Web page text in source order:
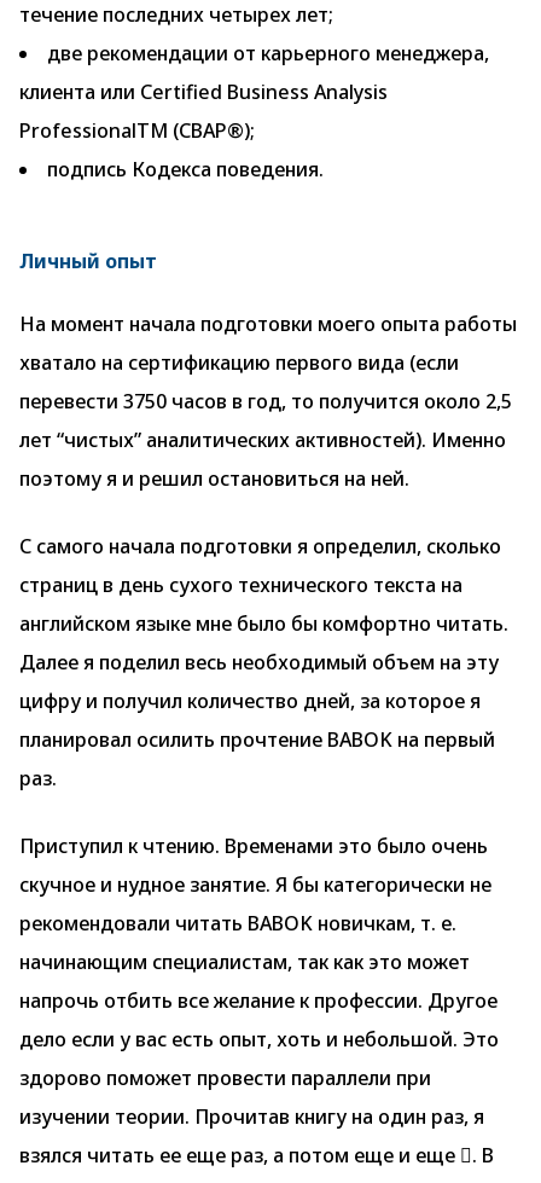
течение последних четырех лет;
две рекомендации от карьерного менеджера,
клиента или Certified Business Analysis
ProfessionalTM (CBAP®);
подпись Кодекса поведения.
Личный опыт
На момент начала подготовки моего опыта работы
хватало на сертификацию первого вида (если
перевести 3750 часов в год, то получится около 2,5
лет “чистых” аналитических активностей). Именно
поэтому я и решил остановиться на ней.
С самого начала подготовки я определил, сколько
страниц в день сухого технического текста на
английском языке мне было бы комфортно читать.
Далее я поделил весь необходимый объем на эту
цифру и получил количество дней, за которое я
планировал осилить прочтение BABOK на первый
раз.
Приступил к чтению. Временами это было очень
скучное и нудное занятие. Я бы категорически не
рекомендовали читать BABOK новичкам, т. е.
начинающим специалистам, так как это может
напрочь отбить все желание к профессии. Другое
дело если у вас есть опыт, хоть и небольшой. Это
здорово поможет провести параллели при
изучении теории. Прочитав книгу на один раз, я
взялся читать ее еще раз, а потом еще и еще . В